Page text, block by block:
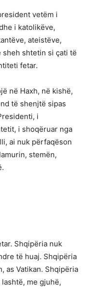
vetëm i
i katolikëve,
ateistëve,
shtetin si çati të
fetar.
në Haxh, në kishë,
të shenjtë sipas
i
i shoqëruar nga
ai nuk përfaqëson
stemën,
Shqipëria nuk
të huaj. Shqipëria
as Vatikan. Shqipëria
me gjuhë,